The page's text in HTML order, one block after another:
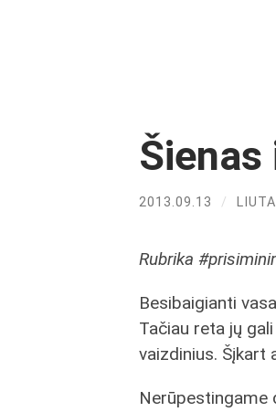
2013.09.13 /
Rubrika
Besibaigianti
Tačiau reta jų
vaizdinius. Šįkart
Nerūpestingame